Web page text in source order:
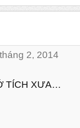
2, 2014
TÍCH XƯA…